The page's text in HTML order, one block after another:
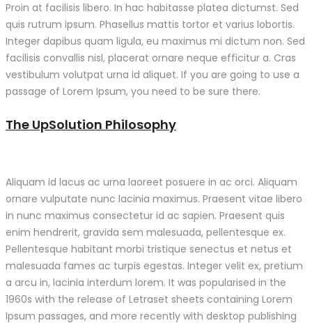
Proin at facilisis libero. In hac habitasse platea dictumst. Sed
quis rutrum ipsum. Phasellus mattis tortor et varius lobortis.
Integer dapibus quam ligula, eu maximus mi dictum non. Sed
facilisis convallis nisl, placerat ornare neque efficitur a. Cras
vestibulum volutpat urna id aliquet. If you are going to use a
passage of Lorem Ipsum, you need to be sure there.
The UpSolution Philosophy
Aliquam id lacus ac urna laoreet posuere in ac orci. Aliquam
ornare vulputate nunc lacinia maximus. Praesent vitae libero
in nunc maximus consectetur id ac sapien. Praesent quis
enim hendrerit, gravida sem malesuada, pellentesque ex.
Pellentesque habitant morbi tristique senectus et netus et
malesuada fames ac turpis egestas. Integer velit ex, pretium
a arcu in, lacinia interdum lorem. It was popularised in the
1960s with the release of Letraset sheets containing Lorem
Ipsum passages, and more recently with desktop publishing